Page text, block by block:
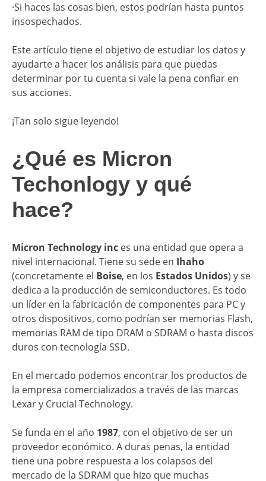
·Si haces las cosas bien, estos podrían hasta puntos
insospechados.
Este artículo tiene el objetivo de estudiar los datos y
ayudarte a hacer los análisis para que puedas
determinar por tu cuenta si vale la pena confiar en
sus acciones.
¡Tan solo sigue leyendo!
¿Qué es Micron
Techonlogy y qué
hace?
Micron Technology inc es una entidad que opera a
nivel internacional. Tiene su sede en Ihaho
(concretamente el Boise, en los Estados Unidos) y se
dedica a la producción de semiconductores. Es todo
un líder en la fabricación de componentes para PC y
otros dispositivos, como podrían ser memorias Flash,
memorias RAM de tipo DRAM o SDRAM o hasta discos
duros con tecnología SSD.
En el mercado podemos encontrar los productos de
la empresa comercializados a través de las marcas
Lexar y Crucial Technology.
Se funda en el año 1987, con el objetivo de ser un
proveedor económico. A duras penas, la entidad
tiene una pobre respuesta a los colapsos del
mercado de la SDRAM que hizo que muchas